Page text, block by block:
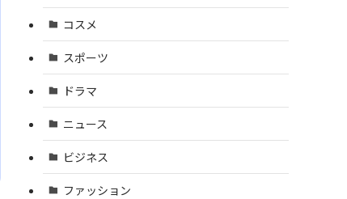
コスメ
スポーツ
ドラマ
ニュース
ビジネス
ファッション